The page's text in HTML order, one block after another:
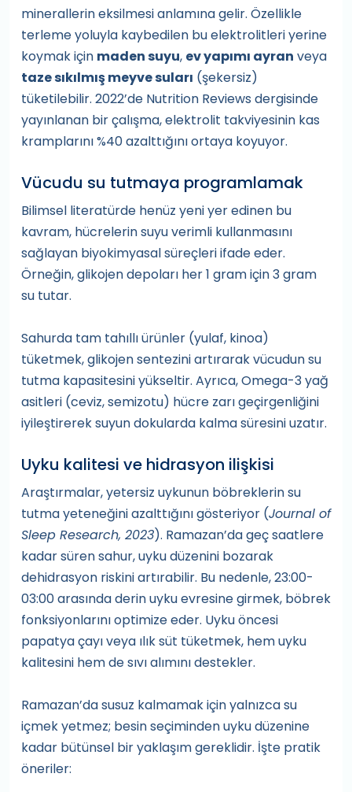
minerallerin eksilmesi anlamına gelir. Özellikle
terleme yoluyla kaybedilen bu elektrolitleri yerine
koymak için maden suyu, ev yapımı ayran veya
taze sıkılmış meyve suları (şekersiz)
tüketilebilir. 2022’de Nutrition Reviews dergisinde
yayınlanan bir çalışma, elektrolit takviyesinin kas
kramplarını %40 azalttığını ortaya koyuyor.
Vücudu su tutmaya programlamak
Bilimsel literatürde henüz yeni yer edinen bu
kavram, hücrelerin suyu verimli kullanmasını
sağlayan biyokimyasal süreçleri ifade eder.
Örneğin, glikojen depoları her 1 gram için 3 gram
su tutar.
Sahurda tam tahıllı ürünler (yulaf, kinoa)
tüketmek, glikojen sentezini artırarak vücudun su
tutma kapasitesini yükseltir. Ayrıca, Omega-3 yağ
asitleri (ceviz, semizotu) hücre zarı geçirgenliğini
iyileştirerek suyun dokularda kalma süresini uzatır.
Uyku kalitesi ve hidrasyon ilişkisi
Araştırmalar, yetersiz uykunun böbreklerin su
tutma yeteneğini azalttığını gösteriyor (Journal of
Sleep Research, 2023). Ramazan’da geç saatlere
kadar süren sahur, uyku düzenini bozarak
dehidrasyon riskini artırabilir. Bu nedenle, 23:00-
03:00 arasında derin uyku evresine girmek, böbrek
fonksiyonlarını optimize eder. Uyku öncesi
papatya çayı veya ılık süt tüketmek, hem uyku
kalitesini hem de sıvı alımını destekler.
Ramazan’da susuz kalmamak için yalnızca su
içmek yetmez; besin seçiminden uyku düzenine
kadar bütünsel bir yaklaşım gereklidir. İşte pratik
öneriler: